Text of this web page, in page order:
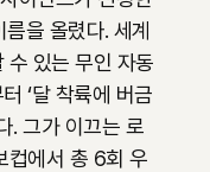
름을 올렸다. 세계
수 있는 무인 자동
‘달 착륙에 버금
.그가 이끄는 로
컵에서 총 6회 우